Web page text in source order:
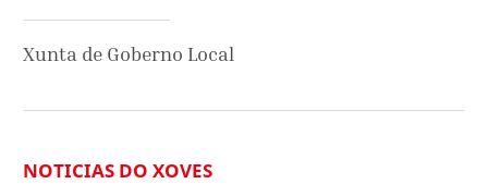
Xunta de Goberno Local
NOTICIAS DO XOVES